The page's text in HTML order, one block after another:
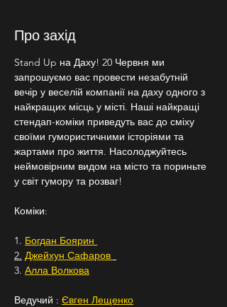
Про захід
Stand Up на Даху! 20 Червня ми
запрошуємо вас провести незабутній
вечір у веселій компанії на даху одного з
найкращих місць у місті. Наші найкращі
стендап-коміки приведуть вас до сміху
своїми гумористичними історіями та
жартами про життя. Насолоджуйтесь
неймовірним видом на місто та пориньте
у світ гумору та розваг!
Коміки:
1. Богдан Боярин
2. Джейхун Сафаров
3. Алла Волкова
Ведучий : Євген Лещенко